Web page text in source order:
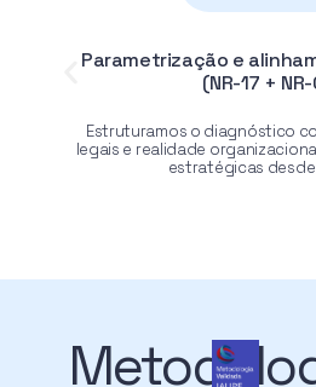
Parametrização e
(NR-17 +
Estruturamos o diagnóstico
legais e realidade
estratégicas